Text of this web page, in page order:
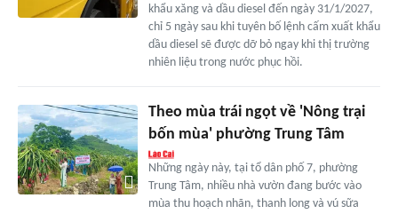
khẩu xăng và dầu diesel đến ngày 31/1/2027,
chỉ 5 ngày sau khi tuyên bố lệnh cấm xuất khẩu
dầu diesel sẽ được dỡ bỏ ngay khi thị trường
nhiên liệu trong nước phục hồi.
Theo mùa trái ngọt về 'Nông trại
bốn mùa' phường Trung Tâm
Những ngày này, tại tổ dân phố 7, phường
Trung Tâm, nhiều nhà vườn đang bước vào
mùa thu hoạch nhãn, thanh long và vú sữa